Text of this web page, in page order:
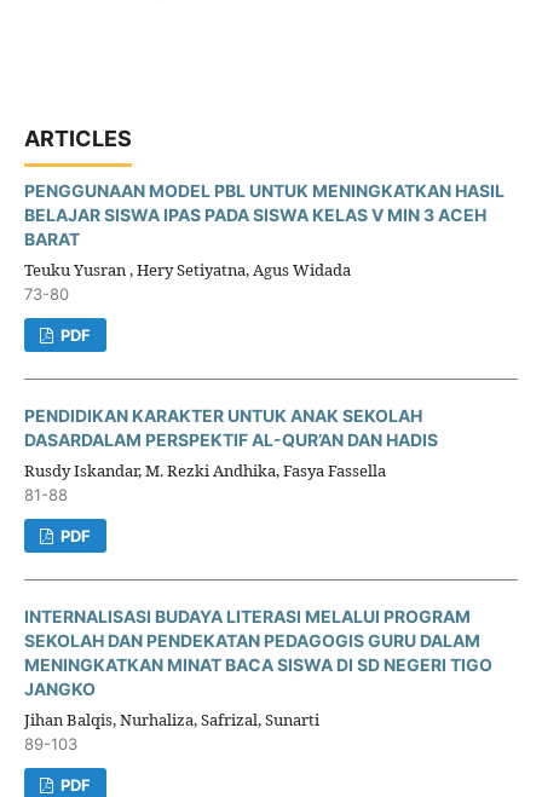
ARTICLES
PENGGUNAAN MODEL PBL UNTUK MENINGKATKAN HASIL
BELAJAR SISWA IPAS PADA SISWA KELAS V MIN 3 ACEH
BARAT
Teuku Yusran , Hery Setiyatna, Agus Widada
73-80
PDF
PENDIDIKAN KARAKTER UNTUK ANAK SEKOLAH
DASARDALAM PERSPEKTIF AL-QUR’AN DAN HADIS
Rusdy Iskandar, M. Rezki Andhika, Fasya Fassella
81-88
PDF
INTERNALISASI BUDAYA LITERASI MELALUI PROGRAM
SEKOLAH DAN PENDEKATAN PEDAGOGIS GURU DALAM
MENINGKATKAN MINAT BACA SISWA DI SD NEGERI TIGO
JANGKO
Jihan Balqis, Nurhaliza, Safrizal, Sunarti
89-103
PDF